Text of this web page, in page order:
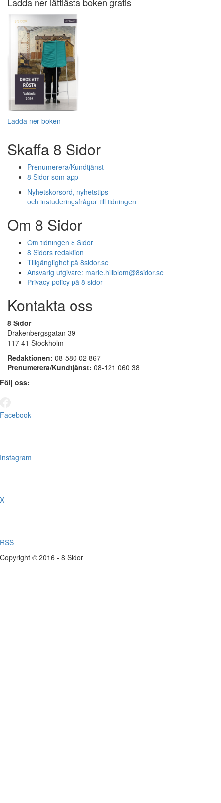
Ladda ner boken
Skaffa 8 Sidor
Prenumerera/Kundtjänst
8 Sidor som app
Nyhetskorsord, nyhetstips
och instuderingsfrågor till tidningen
Om 8 Sidor
Om tidningen 8 Sidor
8 Sidors redaktion
Tillgänglighet på 8sidor.se
Ansvarig utgivare: marie.hillblom@8sidor.se
Privacy policy på 8 sidor
Kontakta oss
8 Sidor
Drakenbergsgatan 39
117 41 Stockholm
Redaktionen: 08-580 02 867
Prenumerera/Kundtjänst: 08-121 060 38
Följ oss:
Facebook
Instagram
X
RSS
Copyright © 2016 - 8 Sidor